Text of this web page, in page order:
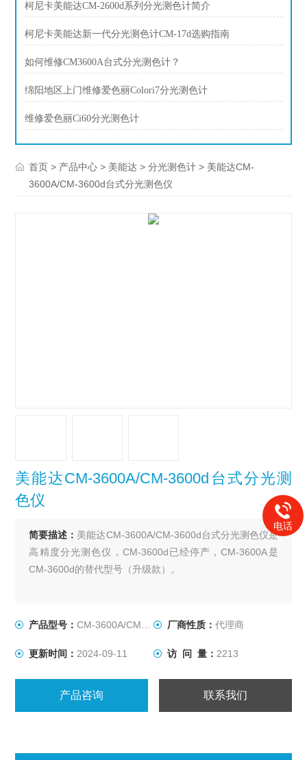
柯尼卡美能达CM-2600d系列分光测色计简介
柯尼卡美能达新一代分光测色计CM-17d选购指南
如何维修CM3600A台式分光测色计？
绵阳地区上门维修爱色丽Colori7分光测色计
维修爱色丽Ci60分光测色计
首页 > 产品中心 > 美能达 >分光测色计 > 美能达CM-
3600A/CM-3600d台式分光测色仪
美能达CM-3600A/CM-3600d台式分光测
色仪
简要描述： 美能达CM-3600A/CM-3600d台式分光测色仪是
高精度分光测色仪，CM-3600d已经停产，CM-3600A是
CM-3600d的替代型号（升级款）。
产品型号：CM-3600A/CM-3600d 厂商性质： 代理商
更新时间： 2024-09-11 访 问 量： 2213
产品咨询 联系我们
电话